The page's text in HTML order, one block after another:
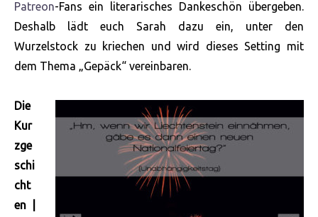
Patreon-Fans ein literarisches Dankeschön übergeben.
Deshalb lädt euch Sarah dazu ein, unter den
Wurzelstock zu kriechen und wird dieses Setting mit
dem Thema „Gepäck“ vereinbaren.
Die
Kur
zge
schi
cht
en |